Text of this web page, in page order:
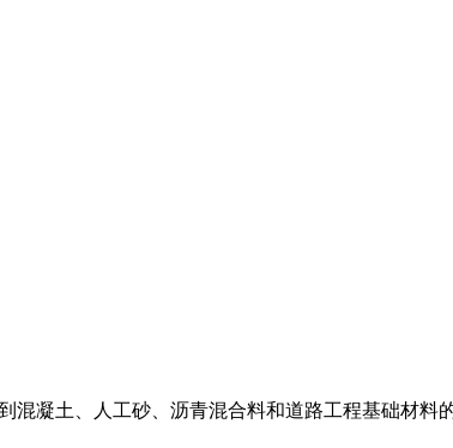
凝土、人工砂、沥青混合料和道路工程基础材料